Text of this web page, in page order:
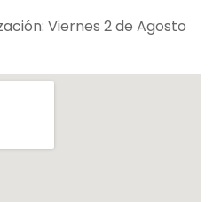
Viernes 2 de Agosto